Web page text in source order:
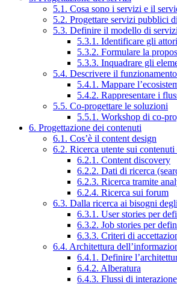
5.1. Cosa sono i servizi e il
5.2. Progettare servizi pubblici
5.3. Definire il modello di
5.3.1. Identificare gli
5.3.2. Formulare la
5.3.3. Inquadrare gli
5.4. Descrivere il
5.4.1. Mappare
5.4.2. Rappresentare i
5.5. Co-progettare le soluzioni
5.5.1. Workshop di co-
6. Progettazione dei contenuti
6.1. Cos’è il content design
6.2. Ricerca utente sui
6.2.1. Content discovery
6.2.2. Dati di ricerca
6.2.3. Ricerca tramite
6.2.4. Ricerca sui forum
6.3. Dalla ricerca ai bisogni
6.3.1. User stories per
6.3.2. Job stories per
6.3.3. Criteri di
6.4. Architettura
6.4.1. Definire
6.4.2. Alberatura
6.4.3. Flussi di interazione